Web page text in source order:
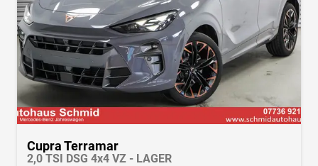
Cupra Terramar
2,0 TSI DSG 4x4 VZ - LAGER